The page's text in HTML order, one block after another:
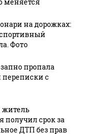
на дорожках:
спортивный
Фото
пропала
переписки с
получил срок за
ДТП без прав